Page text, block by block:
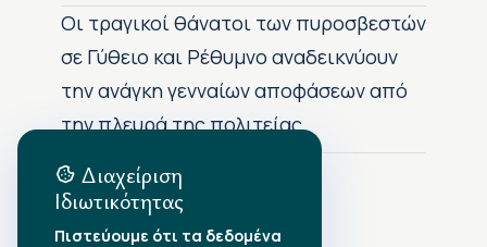
Οι τραγικοί θάνατοι των πυροσβεστών
σε Γύθειο και Ρέθυμνο αναδεικνύουν
την ανάγκη γενναίων αποφάσεων από
την πλευρά της πολιτείας
Αρχείο Δημοσιεύσεων
Διαχείριση
Ιδιωτικότητας
Πιστεύουμε ότι τα δεδομένα